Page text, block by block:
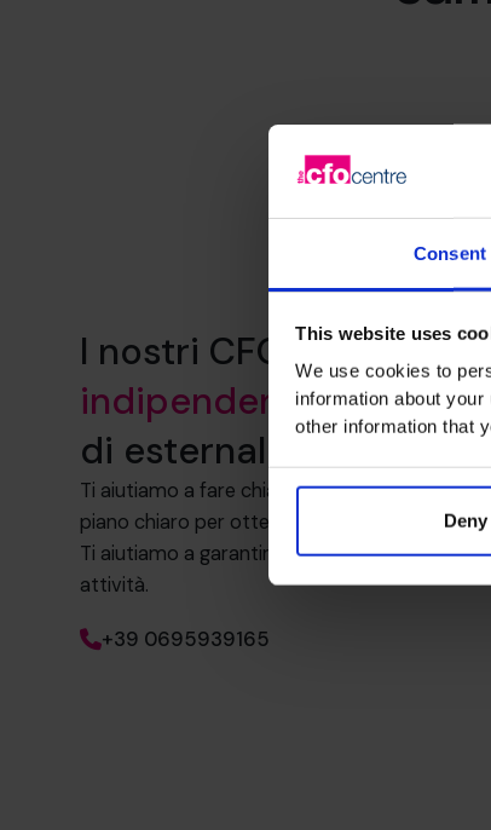
Consent
This website uses
We use cookies to
information about
other information that
Deny
I nostri CFO offrono
indipendente ed
di esternalizzazione.
Ti aiutiamo a fare chiarezza, a scoprire cosa
piano chiaro per ottenere più valore da ogni
Ti aiutiamo a garantire che i servizi
attività.
+39 0695939165